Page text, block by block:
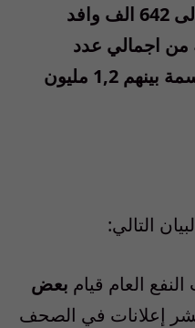
ويقيم في الكويت ايضا حوالى 642 الف وافد
17 بالمئة من اجمالي عدد
السكان البالغ 3,8 ملايين نسمة بينهم 1,2 مليون
التالي:
العام قيام بعض
نشر إعلانات في الصحف